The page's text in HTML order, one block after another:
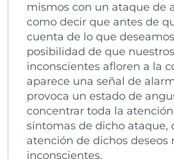
mismos con un ataque de
como decir que antes de
cuenta de lo que
posibilidad de que
inconscientes afloren a la
aparece una señal de
provoca un estado de
concentrar toda la
síntomas de dicho ataque,
atención de dichos deseos
inconscientes.